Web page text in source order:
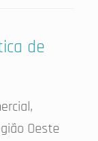
de
Oeste